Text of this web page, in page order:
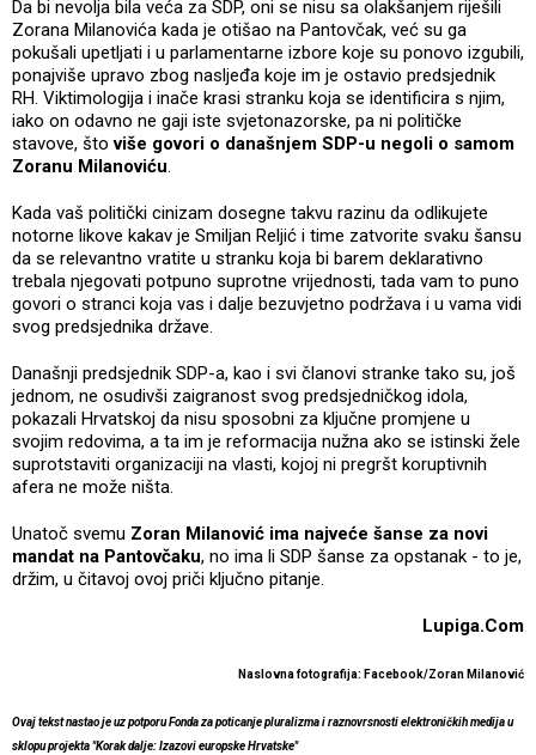
Da bi nevolja bila veća za SDP, oni se nisu sa olakšanjem riješili
Zorana Milanovića kada je otišao na Pantovčak, već su ga
pokušali upetljati i u parlamentarne izbore koje su ponovo izgubili,
ponajviše upravo zbog nasljeđa koje im je ostavio predsjednik
RH. Viktimologija i inače krasi stranku koja se identificira s njim,
iako on odavno ne gaji iste svjetonazorske, pa ni političke
stavove, štoviše govori o današnjem SDP-u negoli o samom
Zoranu Milanoviću.
Kada vaš politički cinizam dosegne takvu razinu da odlikujete
notorne likove kakav je Smiljan Reljić i time zatvorite svaku šansu
da se relevantno vratite u stranku koja bi barem deklarativno
trebala njegovati potpuno suprotne vrijednosti, tada vam to puno
govori o stranci koja vas i dalje bezuvjetno podržava i u vama vidi
svog predsjednika države.
Današnji predsjednik SDP-a, kao i svi članovi stranke tako su, još
jednom, ne osudivši zaigranost svog predsjedničkog idola,
pokazali Hrvatskoj da nisu sposobni za ključne promjene u
svojim redovima, a ta im je reformacija nužna ako se istinski žele
suprotstaviti organizaciji na vlasti, kojoj ni pregršt koruptivnih
afera ne može ništa.
Unatoč svemu Zoran Milanović ima najveće šanse za novi
mandat na Pantovčaku, no ima li SDP šanse za opstanak - to je,
držim, u čitavoj ovoj priči ključno pitanje.
Lupiga.Com
Naslovna fotografija: Facebook/Zoran Milanović
Ovaj tekst nastao je uz potporu Fonda za poticanje pluralizma i raznovrsnosti elektroničkih medija u
sklopu projekta "Korak dalje: Izazovi europske Hrvatske"